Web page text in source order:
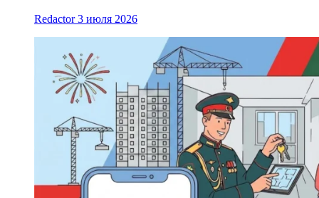
Redactor3 июля 2026